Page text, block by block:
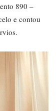
890 –
e contou